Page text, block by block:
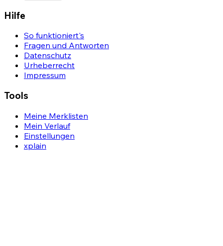
Hilfe
So funktioniert's
Fragen und Antworten
Datenschutz
Urheberrecht
Impressum
Tools
Meine Merklisten
Mein Verlauf
Einstellungen
xplain